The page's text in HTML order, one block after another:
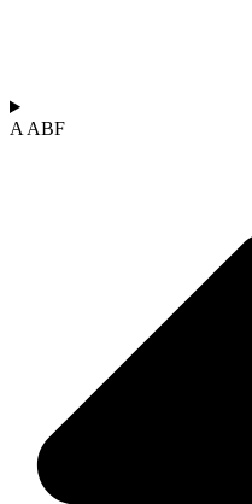
A ABF